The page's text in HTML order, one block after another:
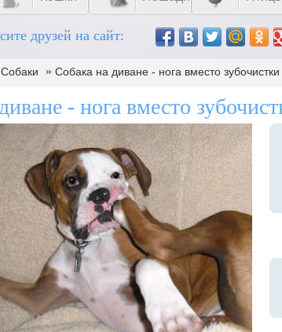
друзей на сайт:
Собаки » Собака на диване - нога вместо зубочистки
- нога вместо